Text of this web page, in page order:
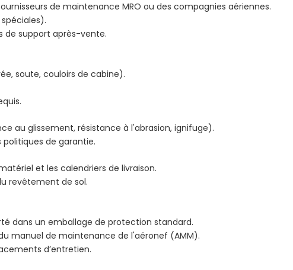
de maintenance MRO ou des compagnies aériennes.
de support après-vente.
soute, couloirs de cabine).
au glissement, résistance à l'abrasion, ignifuge).
politiques de garantie.
et les calendriers de livraison.
revêtement de sol.
dans un emballage de protection standard.
manuel de maintenance de l'aéronef (AMM).
d’entretien.